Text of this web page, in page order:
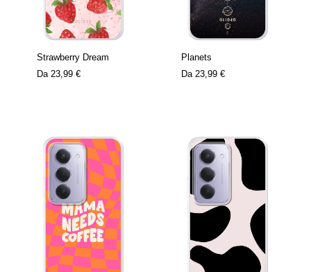
Strawberry Dream
Da 23,99 €
Planets
Da 23,99 €